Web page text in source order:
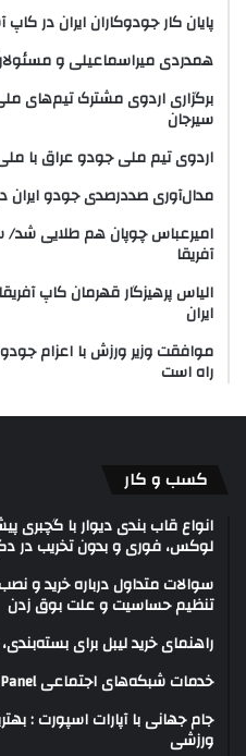
پایان کار جودوکاران ایران در
همدردی میراسماعیلی و
برگزاری اردوی مشترک تیم‌های
سیرجان
اردوی تیم ملی جودو عراق با
مدال‌آوری صددرصدی جودو ایران
امیرعباس چوپان هم طلایی شد/
آفریقا
الیاس پرهیزگار قهرمان کاپ
ایران
موافقت وزیر ورزش با اعزام
راه است
کسب و کار
انواع قاب بندی دیوار با گچبری
لوکس، فوری و بدون تخریب در
سوالات متداول درباره خرید و
تنظیم حساسیت و علت بوق زدن
راهنمای خرید لیبل برای
خدمات شبکه‌های اجتماعی 7Panel؛ از جذب مخاطب تا افزایش درآمد
جام جهانی با آپارات اسپورت :
ورزشی